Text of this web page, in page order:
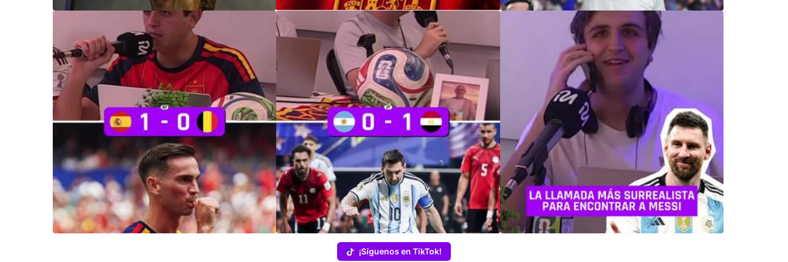
¡Síguenos en TikTok!